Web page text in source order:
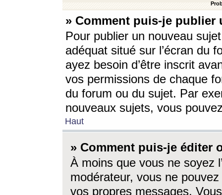
» Comment puis-je
Pour publier un nouveau
adéquat situé sur l’écran du
ayez besoin d’être inscrit
vos permissions de chaque
du forum ou du sujet. Par
nouveaux sujets, vous
Haut
» Comment puis-je éditer
À moins que vous ne soyez
modérateur, vous ne
vos propres messages.